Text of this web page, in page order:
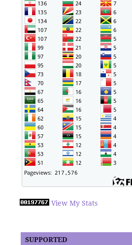
View My Stats
SUPPORTED